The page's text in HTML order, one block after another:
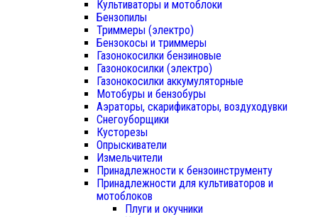
Культиваторы и мотоблоки
Бензопилы
Триммеры (электро)
Бензокосы и триммеры
Газонокосилки бензиновые
Газонокосилки (электро)
Газонокосилки аккумуляторные
Мотобуры и бензобуры
Аэраторы, скарификаторы, воздуходувки
Снегоуборщики
Кусторезы
Опрыскиватели
Измельчители
Принадлежности к бензоинструменту
Принадлежности для культиваторов и
мотоблоков
Плуги и окучники